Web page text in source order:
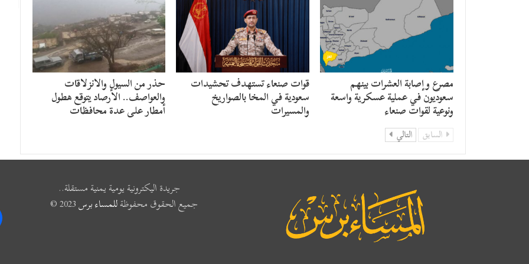
مصرع وإصابة العشرات بينهم
سعوديون في عملية عسكرية واسعة
ونوعية لقوات صنعاء
قوات صنعاء تستهدف تحشيدات
سعودية في المخا بالصواريخ
والمسيرات
حذر من السيول والانزلاقات
والعواصف.. الأرصاد يتوقع هطول
أمطار على عدة محافظات
السابق التالي
جريدة اليكترونية يومية يمنية مستقلة..
جميع الحقوق محفوظةللمساء برس